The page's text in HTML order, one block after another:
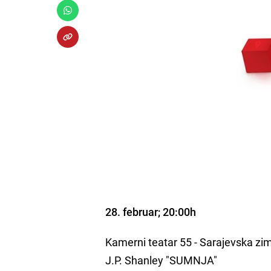
28. februar; 20:00h
Kamerni teatar 55 - Sarajevska
J.P. Shanley "SUMNJA"